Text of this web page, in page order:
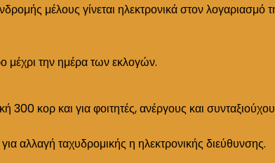
μέλους γίνεται ηλεκτρονικά στον λογαριασμό
μέχρι την ημέρα των εκλογών.
300 κορ και για φοιτητές, ανέργους και
αλλαγή ταχυδρομικής η ηλεκτρονικής διεύθυνσης.